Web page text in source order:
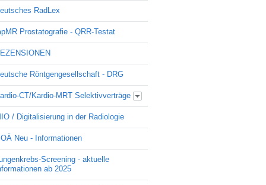
RadLex
Prostatografie - QRR-Testat
Röntgengesellschaft - DRG
CT/Kardio-MRT Selektivverträge
/ Digitalisierung in der Radiologie
Neu - Informationen
Screening - aktuelle
ab 2025